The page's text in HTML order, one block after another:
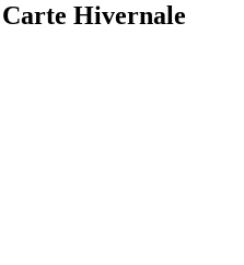
Hivernale